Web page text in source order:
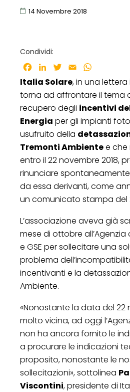
14 Novembre 2018
Condividi:
Facebook
LinkedInTwitter
Email
Italia Solare, in una
torna ad affrontare il tema
recupero degli incentivi
Energia per gli impianti
usufruito della
Tremonti Ambientee che
entro il 22 novembre 2018,
rinunciare
da essa derivanti, come
un comunicato stampa del
L’associazione aveva già
mese di ottobre all’Agenzia
e GSE per sollecitare una
problema
incentivanti e la
Ambiente.
«Nonostante la data del 22
molto vicina, ad oggi
non ha ancora fornito le
a procurare le indicazioni
proposito, nonostante le
sollecitazioni», sottolinea
Viscontini, presidente di